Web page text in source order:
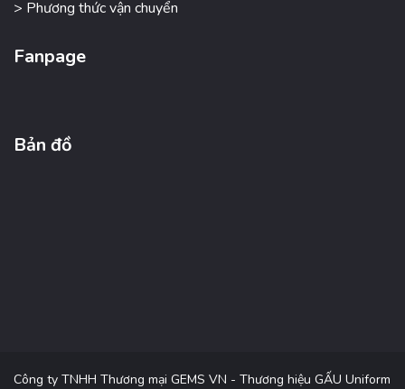
> Phương thức vận chuyển
Fanpage
Bản đồ
Công ty TNHH Thương mại GEMS VN - Thương hiệu GẤU Uniform